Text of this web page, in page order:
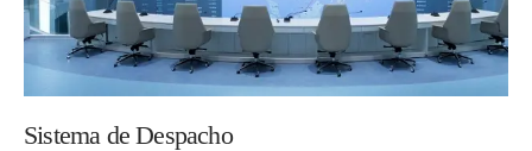
Sistema de Despacho